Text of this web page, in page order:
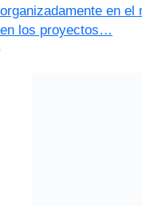
organizadamente en el
en los proyectos…